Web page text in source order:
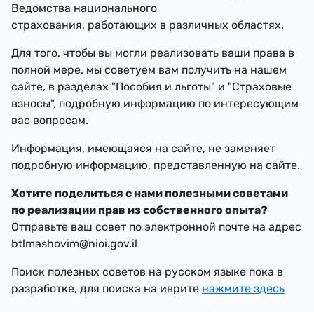
Ведомства национального
страхования, работающих в различных областях.
Для того, чтобы вы могли реализовать ваши права в
полной мере, мы советуем вам получить на нашем
сайте, в разделах "Пособия и льготы" и "Страховые
взносы", подробную информацию по интересующим
вас вопросам.
Информация, имеющаяся на сайте, не заменяет
подробную информацию, представленную на сайте.
Хотите поделиться с нами полезными советами
по реализации прав из собственного опыта?
Отправьте ваш совет по электронной почте на адрес
btlmashovim@nioi.gov.il
Поиск полезных советов на русском языке пока в
разработке, для поиска на иврите нажмите здесь